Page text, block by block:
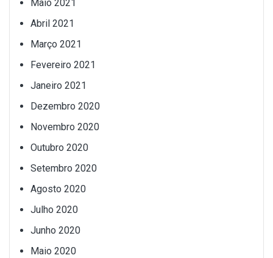
Maio 2021
Abril 2021
Março 2021
Fevereiro 2021
Janeiro 2021
Dezembro 2020
Novembro 2020
Outubro 2020
Setembro 2020
Agosto 2020
Julho 2020
Junho 2020
Maio 2020